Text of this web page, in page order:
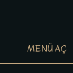
MENÜ AÇ